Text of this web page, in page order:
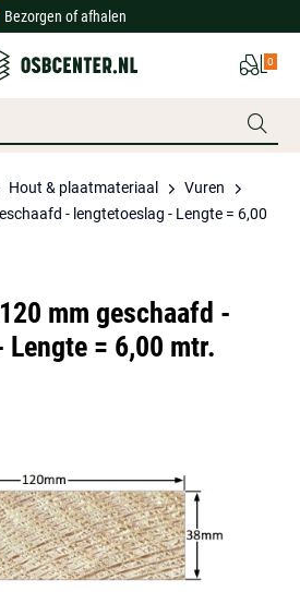
Bezorgen of afhalen
Ruime voorraad
0
Hout & plaatmateriaal
Vuren
- lengtetoeslag - Lengte = 6,00
mm geschaafd -
Lengte = 6,00 mtr.